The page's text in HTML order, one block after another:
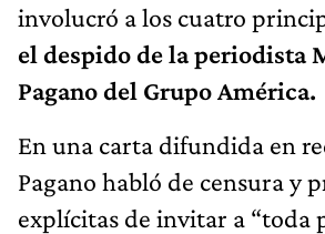
involucró a los cuatro
el despido de la periodista
Pagano del Grupo América.
En una carta difundida en
Pagano habló de censura y
explícitas de invitar a “toda